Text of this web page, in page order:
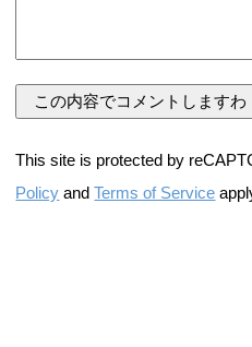
This site is protected by
Policy andTerms of Service